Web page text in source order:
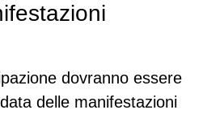
dovranno essere
delle manifestazioni